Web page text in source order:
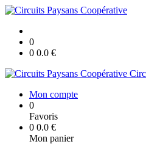
0
0 0.0 €
Mon compte
0
Favoris
0 0.0 €
Mon panier